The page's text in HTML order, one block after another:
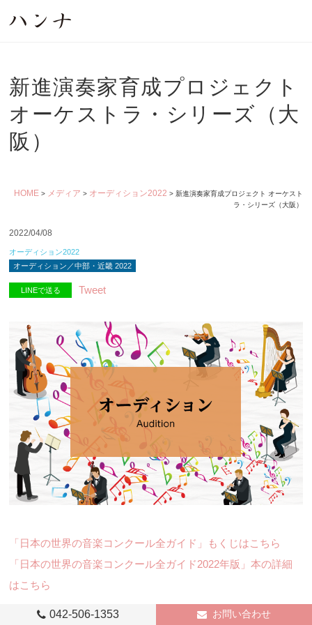
042-506-1353 お問い合わせ
新進演奏家育成プロジェクト
オーケストラ・シリーズ（大
阪）
HOME>メディア > オーディション2022> 新進演奏家育成プロジェクト オーケストラ・シ
リーズ（大阪）
2022/04/08
オーディション2022
オーディション／中部・近畿 2022
LINEで送る Tweet
「日本の世界の音楽コンクール全ガイド」もくじはこちら
「日本の世界の音楽コンクール全ガイド2022年版」本の詳細
はこちら